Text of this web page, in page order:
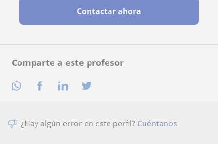
Comparte a este profesor
Contactar ahora
¿Hay algún error en este perfil? Cuéntanos